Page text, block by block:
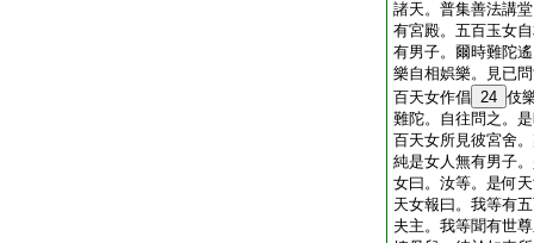
諸天。普集善法講
有宮殿。五百玉女
有男子。爾時難陀
樂自相娯樂。見已
百天女作倡 24 伎
難陀。自往問之。
百天女所見彼宮舍
純是女人無有男子
女曰。汝等。是何
天女報曰。我等有
夫主。我等聞有世